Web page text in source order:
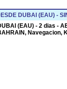
DUBAI (EAU) -
(EAU) - 2 dias -
Navegacion,